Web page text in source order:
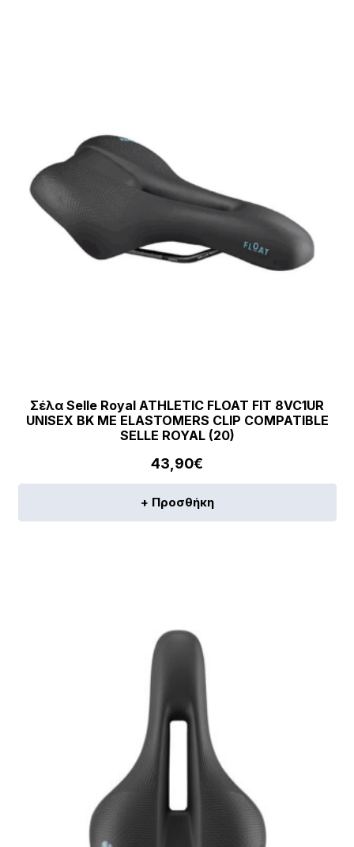
Σέλα Selle Royal ATHLETIC FLOAT FIT 8VC1UR
UNISEX BK ΜΕ ELASTOMERS CLIP COMPATIBLE
SELLE ROYAL (20)
43,90€
+ Προσθήκη